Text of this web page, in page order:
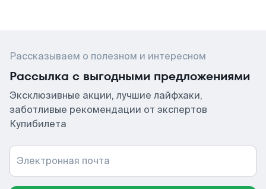
Рассказываем о полезном и интересном
Рассылка с выгодными предложениями
Эксклюзивные акции, лучшие лайфхаки,
заботливые рекомендации от экспертов
Купибилета
Электронная почта